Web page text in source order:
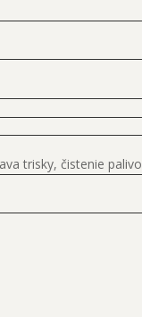
trisky, čistenie